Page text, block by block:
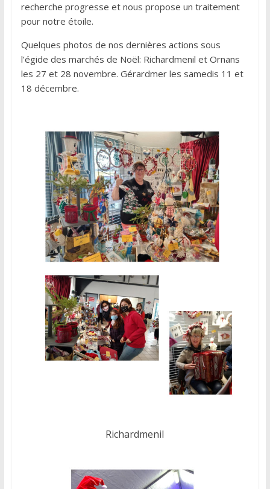
recherche progresse et nous propose un traitement
pour notre étoile.
Quelques photos de nos dernières actions sous
l’égide des marchés de Noël: Richardmenil et Ornans
les 27 et 28 novembre. Gérardmer les samedis 11 et
18 décembre.
Richardmenil